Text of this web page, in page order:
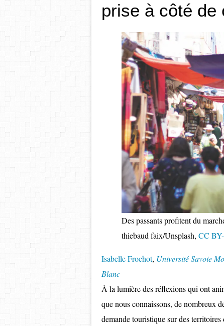
prise à côté de
Des passants profitent du
thiebaud faix/Unsplash, CC
Isabelle Frochot, Université Savoie
Blanc
À la lumière des réflexions qui ont
que nous connaissons, de nombreux
demande touristique sur des